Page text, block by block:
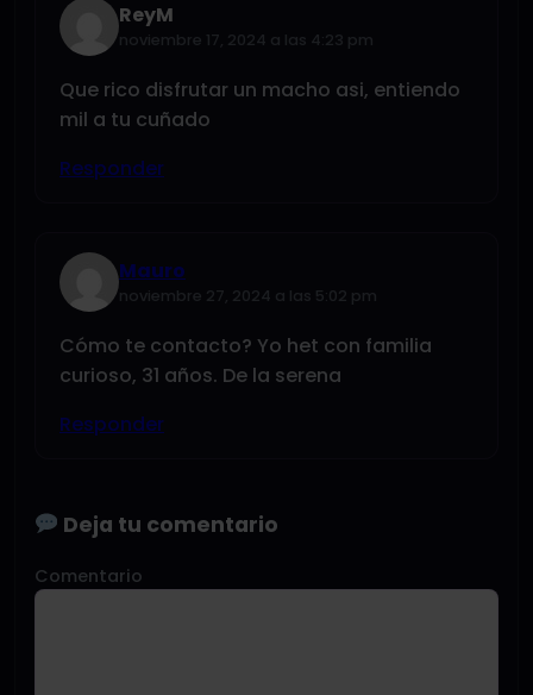
ReyM
noviembre 17, 2024 a las 4:23 pm
Que rico disfrutar un macho asi, entiendo
mil a tu cuñado
Responder
Mauro
noviembre 27, 2024 a las 5:02 pm
Cómo te contacto? Yo het con familia
curioso, 31 años. De la serena
Responder
Deja tu comentario
Comentario